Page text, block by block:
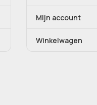
Mijn account
Winkelwagen